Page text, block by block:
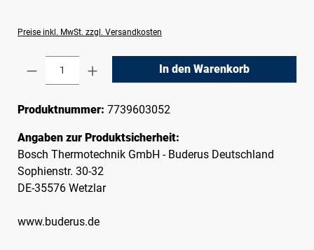
Preise inkl. MwSt. zzgl. Versandkosten
Produkt Anzahl: Gib den gewünschten
In den Warenkorb
Produktnummer: 7739603052
Angaben zur Produktsicherheit:
Bosch Thermotechnik GmbH - Buderus Deutschland
Sophienstr. 30-32
DE-35576 Wetzlar
www.buderus.de